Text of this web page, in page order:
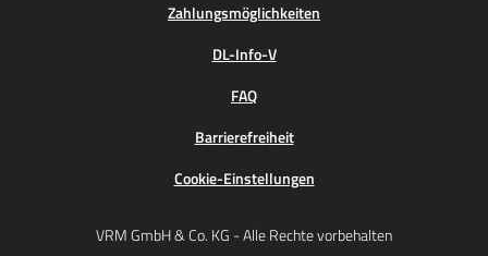
Zahlungsmöglichkeiten
DL-Info-V
FAQ
Barrierefreiheit
Cookie-Einstellungen
VRM GmbH & Co. KG - Alle Rechte vorbehalten